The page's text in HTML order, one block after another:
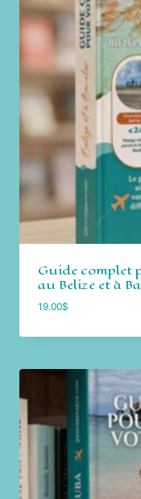
Guide complet
au Belize et à
19.00$